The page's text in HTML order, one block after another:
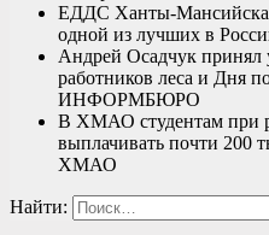
ЕДДС Ханты-Мансийска
одной из лучших в
Андрей Осадчук принял
работников леса и Дня
ИНФОРМБЮРО
В ХМАО студентам при
выплачивать почти 200
ХМАО
Найти: